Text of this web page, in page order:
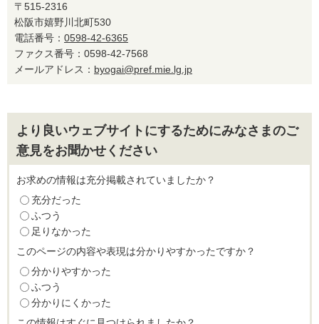
〒515-2316
松阪市嬉野川北町530
電話番号： 0598-42-6365
ファクス番号：0598-42-7568
メールアドレス： byogai@pref.mie.lg.jp
より良いウェブサイトにするためにみなさまのご
意見をお聞かせください
お求めの情報は充分掲載されていましたか？
充分だった
ふつう
足りなかった
このページの内容や表現は分かりやすかったですか？
分かりやすかった
ふつう
分かりにくかった